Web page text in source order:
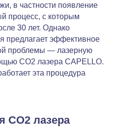
в частности появление
процесс, с которым
30 лет. Однако
предлагает эффективное
проблемы — лазерную
CO2 лазера CAPELLO.
эта процедура
CO2 лазера